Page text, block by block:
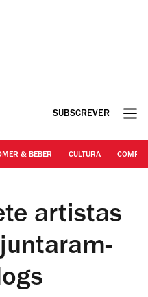
SUBSCREVER
& BEBER CULTURA
artistas